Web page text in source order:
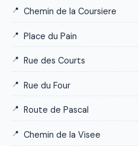
Chemin de la Coursiere
Place du Pain
Rue des Courts
Rue du Four
Route de Pascal
Chemin de la Visee